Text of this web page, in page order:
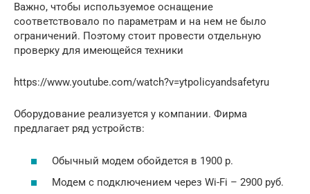
Важно, чтобы используемое оснащение
соответствовало по параметрам и на нем не было
ограничений. Поэтому стоит провести отдельную
проверку для имеющейся техники
https://www.youtube.com/watch?v=ytpolicyandsafetyru
Оборудование реализуется у компании. Фирма
предлагает ряд устройств:
Обычный модем обойдется в 1900 р.
Модем с подключением через Wi-Fi – 2900 руб.